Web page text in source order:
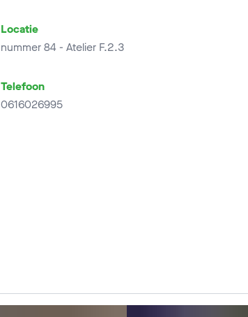
Locatie
nummer 84 - Atelier F.2.3
Telefoon
0616026995